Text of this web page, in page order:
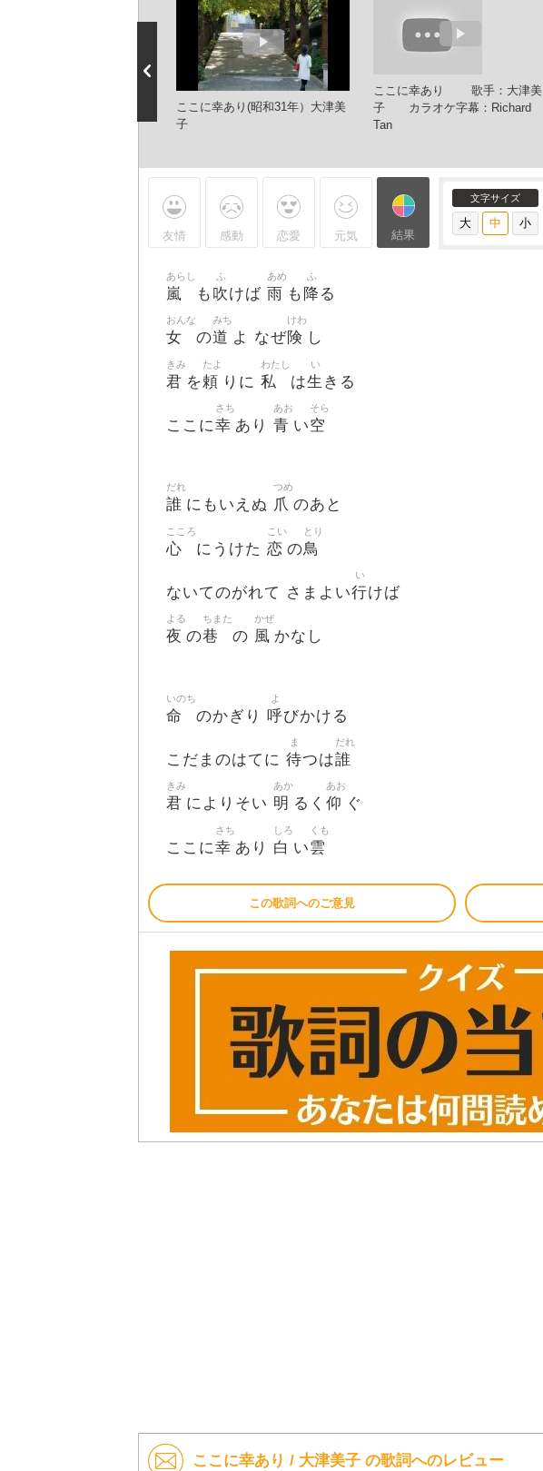
ここに幸あり(昭和31年）大津美
子
ここに幸あり 歌手：大津美
子 カラオケ字幕：Richard
Tan
友情 感動 恋愛 元気 結果
文字サイズ
嵐
あらし
も 吹
ふ
けば 雨
あめ
も 降
ふ
る
女
おんな
の道
みち
よ なぜ険
けわ
し
君
きみ
を頼
たよ
りに 私
わたし
は生
い
きる
ここに幸
さち
あり 青
あお
い空
そら
誰
だれ
にもいえぬ 爪
つめ
のあと
心
こころ
にうけた 恋
こい
の鳥
とり
ないてのがれて さまよい行
い
けば
夜
よる
の巷
ちまた
の 風
かぜ
かなし
命
いのち
のかぎり 呼
よ
びかける
こだまのはてに 待
ま
つは誰
だれ
君
きみ
によりそい 明
あか
るく 仰
あお
ぐ
ここに幸
さち
あり 白
しろ
い雲
くも
この歌詞へのご意見
ここに幸あり / 大津美子 の歌詞へのレビュー